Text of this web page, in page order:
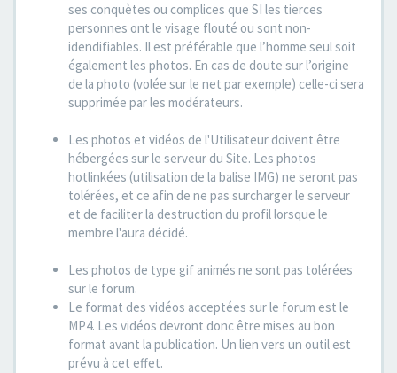
ses conquètes ou complices que SI les tierces
personnes ont le visage flouté ou sont non-
idendifiables. Il est préférable que l’homme seul soit
également les photos. En cas de doute sur l’origine
de la photo (volée sur le net par exemple) celle-ci sera
supprimée par les modérateurs.
Les photos et vidéos de l'Utilisateur doivent être
hébergées sur le serveur du Site. Les photos
hotlinkées (utilisation de la balise IMG) ne seront pas
tolérées, et ce afin de ne pas surcharger le serveur
et de faciliter la destruction du profil lorsque le
membre l'aura décidé.
Les photos de type gif animés ne sont pas tolérées
sur le forum.
Le format des vidéos acceptées sur le forum est le
MP4. Les vidéos devront donc être mises au bon
format avant la publication. Un lien vers un outil est
prévu à cet effet.